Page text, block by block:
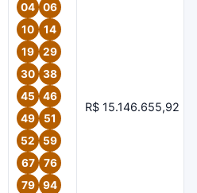
04
06
10
14
19
29
30
38
45
46
49
51
52
59
67
76
79
94
R$ 15.146.655,92